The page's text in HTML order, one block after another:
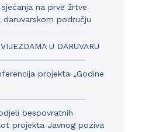
na prve žrtve
području
U DARUVARU
projekta „Godine
bespovratnih
projekta Javnog poziva